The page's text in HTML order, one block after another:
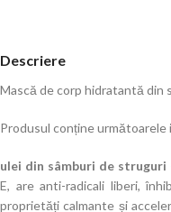
Descriere
Mască de corp hidratantă din
Produsul conține
ulei din sâmburi de struguri
E, are anti-radicali liberi,
proprietăți calmante și